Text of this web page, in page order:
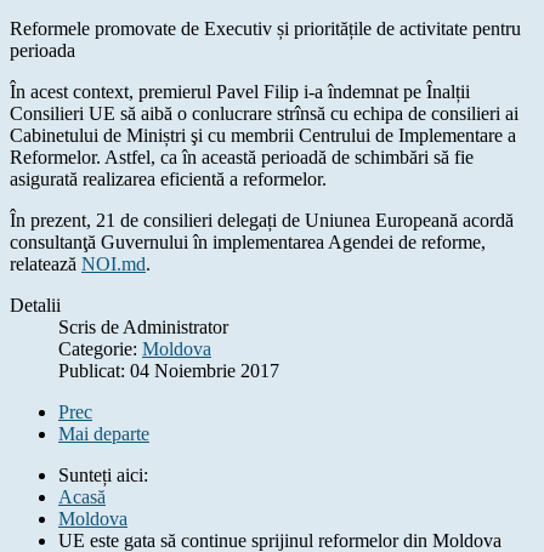
Reformele promovate de Executiv și prioritățile de activitate pentru
perioada
În acest context, premierul Pavel Filip i-a îndemnat pe Înalții
Consilieri UE să aibă o conlucrare strînsă cu echipa de consilieri ai
Cabinetului de Miniștri şi cu membrii Centrului de Implementare a
Reformelor. Astfel, ca în această perioadă de schimbări să fie
asigurată realizarea eficientă a reformelor.
În prezent, 21 de consilieri delegați de Uniunea Europeană acordă
consultanţă Guvernului în implementarea Agendei de reforme,
relatează NOI.md.
Detalii
Scris de Administrator
Categorie: Moldova
Publicat: 04 Noiembrie 2017
Prec
Mai departe
Sunteți aici:
Acasă
Moldova
UE este gata să continue sprijinul reformelor din Moldova